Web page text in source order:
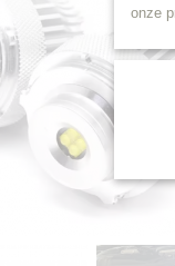
onze